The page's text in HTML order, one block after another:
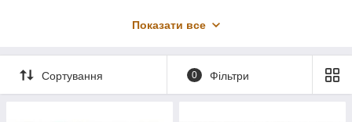
Показати все
Сортування 0 Фільтри